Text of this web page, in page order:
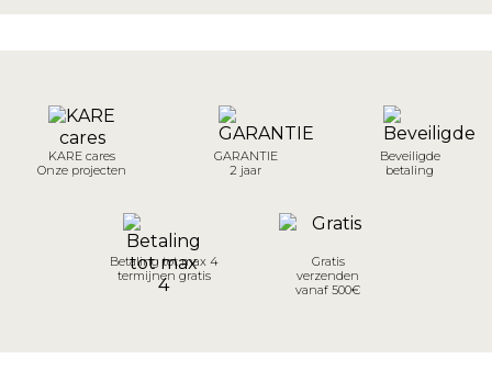
KARE cares
Onze projecten
GARANTIE
2 jaar
Beveiligde
betaling
Betaling tot max 4
termijnen gratis
Gratis
verzenden
vanaf 500€